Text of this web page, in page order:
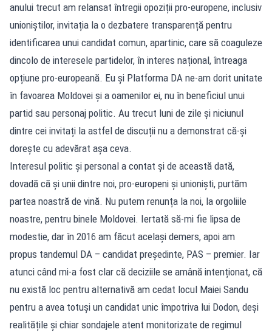
anului trecut am relansat întregii opoziții pro-europene, inclusiv
unioniștilor, invitația la o dezbatere transparență pentru
identificarea unui candidat comun, apartinic, care să coaguleze
dincolo de interesele partidelor, în interes național, întreaga
opțiune pro-europeană. Eu și Platforma DA ne-am dorit unitate
în favoarea Moldovei și a oamenilor ei, nu în beneficiul unui
partid sau personaj politic. Au trecut luni de zile și niciunul
dintre cei invitați la astfel de discuții nu a demonstrat că-și
dorește cu adevărat așa ceva.
Interesul politic și personal a contat și de această dată,
dovadă că și unii dintre noi, pro-europeni și unioniști, purtăm
partea noastră de vină. Nu putem renunța la noi, la orgoliile
noastre, pentru binele Moldovei. Iertată să-mi fie lipsa de
modestie, dar în 2016 am făcut același demers, apoi am
propus tandemul DA – candidat președinte, PAS – premier. Iar
atunci când mi-a fost clar că deciziile se amână intenționat, că
nu există loc pentru alternativă am cedat locul Maiei Sandu
pentru a avea totuși un candidat unic împotriva lui Dodon, deși
realitățile și chiar sondajele atent monitorizate de regimul